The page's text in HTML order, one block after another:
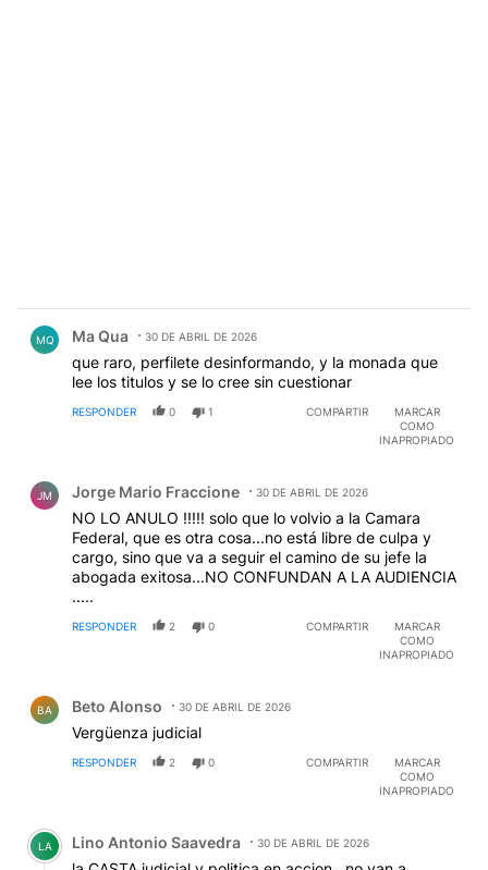
MQ Ma Qua 30 DE ABRIL DE 2026
que raro, perfilete desinformando, y la monada que
lee los titulos y se lo cree sin cuestionar
RESPONDER 0 1 COMPARTIR
MARCAR
COMO
INAPROPIADO
JM Jorge Mario Fraccione 30 DE ABRIL DE 2026
NO LO ANULO !!!!! solo que lo volvio a la Camara
Federal, que es otra cosa...no está libre de culpa y
cargo, sino que va a seguir el camino de su jefe la
abogada exitosa...NO CONFUNDAN A LA AUDIENCIA
.....
RESPONDER 2 0 COMPARTIR
MARCAR
COMO
INAPROPIADO
BA Beto Alonso 30 DE ABRIL DE 2026
Vergüenza judicial
RESPONDER 2 0 COMPARTIR
MARCAR
COMO
INAPROPIADO
Comentario de Lino Antonio Saavedra.
LA Lino Antonio Saavedra 30 DE ABRIL DE 2026